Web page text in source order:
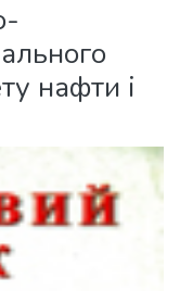
нафти і